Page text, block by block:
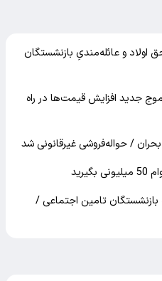
اولاد و عائله‌مندیِ بازنشستگان
جدید افزایش قیمت‌ها در راه
بحران / حواله‌فروشی غیرقانونی شد
تامین اجتماعی /